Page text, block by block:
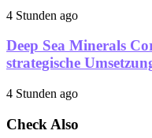
4 Stunden ago
Deep Sea Minerals
strategische
4 Stunden ago
Check Also